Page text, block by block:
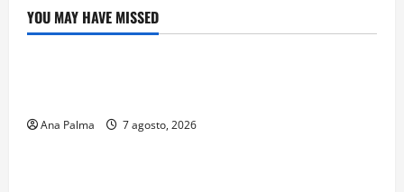
YOU MAY HAVE MISSED
Crítica de Cine
Ana Palma 7 agosto, 2026
Educación